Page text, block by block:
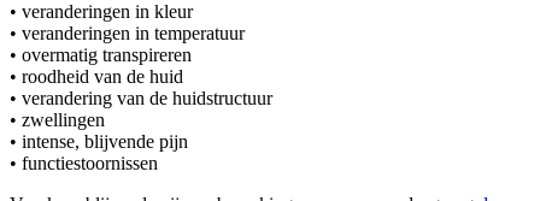
• veranderingen in kleur
• veranderingen in temperatuur
• overmatig transpireren
• roodheid van de huid
• verandering van de huidstructuur
• zwellingen
• intense, blijvende pijn
• functiestoornissen